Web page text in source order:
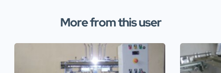
More from this user